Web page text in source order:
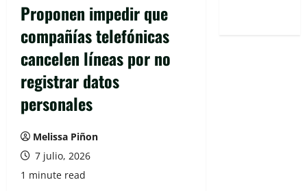
Proponen impedir que
compañías telefónicas
cancelen líneas por no
registrar datos
personales
Melissa Piñon
7 julio, 2026
1 minute read